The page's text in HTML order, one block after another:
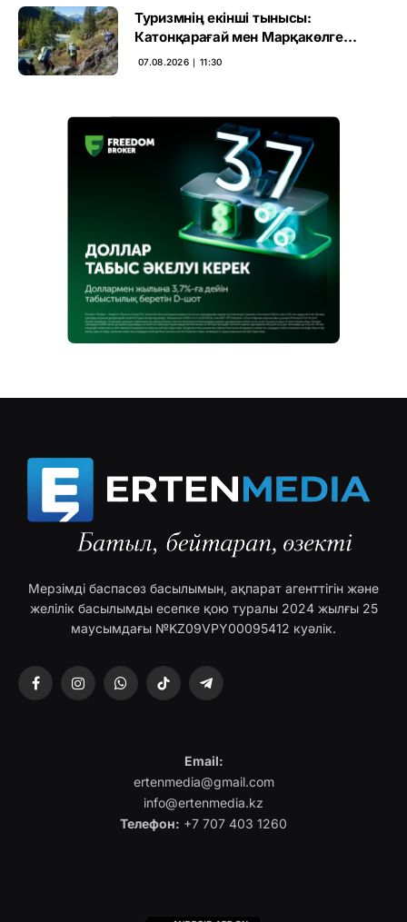
Туризмнің екінші тынысы:
Катонқарағай мен Марқакөлге
инвестиция не береді
07.08.2026 ∣ 11:30
Мерзімді баспасөз басылымын, ақпарат агенттігін және
желілік басылымды есепке қою туралы 2024 жылғы 25
маусымдағы №KZ09VPY00095412 куәлік.
FacebookInstagramWhatsAppTikTok Telegram
Email:
ertenmedia@gmail.com
info@ertenmedia.kz
Телефон: +7 707 403 1260